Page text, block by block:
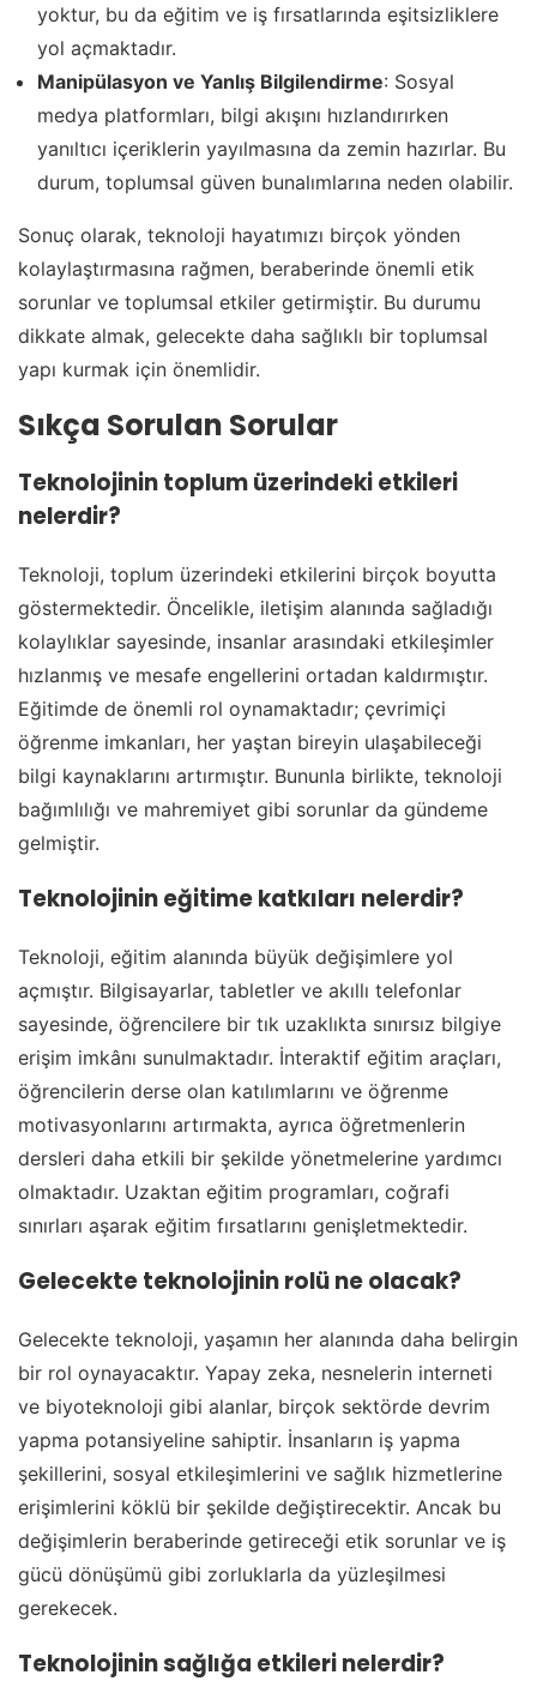
yoktur, bu da eğitim ve iş fırsatlarında eşitsizliklere
yol açmaktadır.
Manipülasyon ve Yanlış Bilgilendirme: Sosyal
medya platformları, bilgi akışını hızlandırırken
yanıltıcı içeriklerin yayılmasına da zemin hazırlar. Bu
durum, toplumsal güven bunalımlarına neden olabilir.
Sonuç olarak, teknoloji hayatımızı birçok yönden
kolaylaştırmasına rağmen, beraberinde önemli etik
sorunlar ve toplumsal etkiler getirmiştir. Bu durumu
dikkate almak, gelecekte daha sağlıklı bir toplumsal
yapı kurmak için önemlidir.
Sıkça Sorulan Sorular
Teknolojinin toplum üzerindeki etkileri
nelerdir?
Teknoloji, toplum üzerindeki etkilerini birçok boyutta
göstermektedir. Öncelikle, iletişim alanında sağladığı
kolaylıklar sayesinde, insanlar arasındaki etkileşimler
hızlanmış ve mesafe engellerini ortadan kaldırmıştır.
Eğitimde de önemli rol oynamaktadır; çevrimiçi
öğrenme imkanları, her yaştan bireyin ulaşabileceği
bilgi kaynaklarını artırmıştır. Bununla birlikte, teknoloji
bağımlılığı ve mahremiyet gibi sorunlar da gündeme
gelmiştir.
Teknolojinin eğitime katkıları nelerdir?
Teknoloji, eğitim alanında büyük değişimlere yol
açmıştır. Bilgisayarlar, tabletler ve akıllı telefonlar
sayesinde, öğrencilere bir tık uzaklıkta sınırsız bilgiye
erişim imkânı sunulmaktadır. İnteraktif eğitim araçları,
öğrencilerin derse olan katılımlarını ve öğrenme
motivasyonlarını artırmakta, ayrıca öğretmenlerin
dersleri daha etkili bir şekilde yönetmelerine yardımcı
olmaktadır. Uzaktan eğitim programları, coğrafi
sınırları aşarak eğitim fırsatlarını genişletmektedir.
Gelecekte teknolojinin rolü ne olacak?
Gelecekte teknoloji, yaşamın her alanında daha belirgin
bir rol oynayacaktır. Yapay zeka, nesnelerin interneti
ve biyoteknoloji gibi alanlar, birçok sektörde devrim
yapma potansiyeline sahiptir. İnsanların iş yapma
şekillerini, sosyal etkileşimlerini ve sağlık hizmetlerine
erişimlerini köklü bir şekilde değiştirecektir. Ancak bu
değişimlerin beraberinde getireceği etik sorunlar ve iş
gücü dönüşümü gibi zorluklarla da yüzleşilmesi
gerekecek.
Teknolojinin sağlığa etkileri nelerdir?